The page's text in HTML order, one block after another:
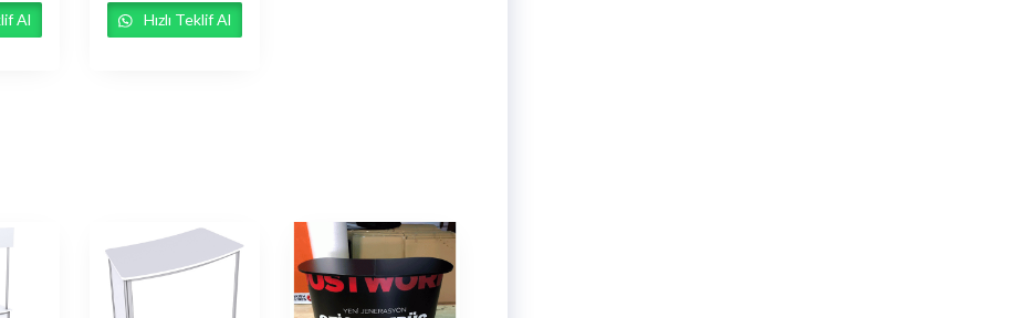
Al Hızlı Teklif Al